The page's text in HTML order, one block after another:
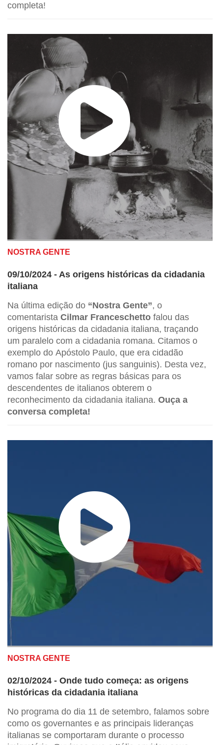
completa!
NOSTRA GENTE
09/10/2024 - As origens históricas da cidadania
italiana
Na última edição do “Nostra Gente”, o
comentarista Cilmar Franceschetto falou das
origens históricas da cidadania italiana, traçando
um paralelo com a cidadania romana. Citamos o
exemplo do Apóstolo Paulo, que era cidadão
romano por nascimento (jus sanguinis). Desta vez,
vamos falar sobre as regras básicas para os
descendentes de italianos obterem o
reconhecimento da cidadania italiana. Ouça a
conversa completa!
NOSTRA GENTE
02/10/2024 - Onde tudo começa: as origens
históricas da cidadania italiana
No programa do dia 11 de setembro, falamos sobre
como os governantes e as principais lideranças
italianas se comportaram durante o processo